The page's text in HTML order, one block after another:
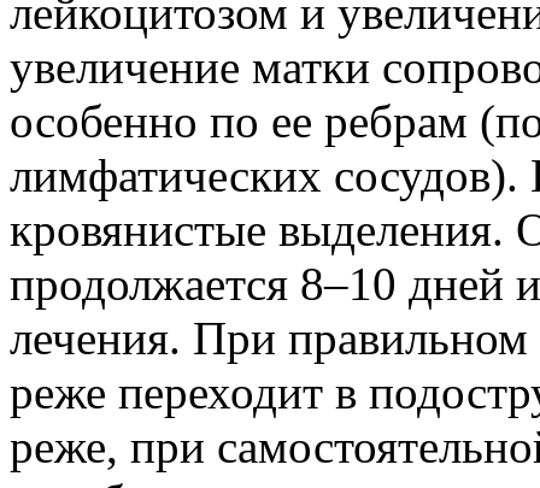
лейкоцитозом и
увеличение матки
особенно по ее ребрам
лимфатических
кровянистые выделения.
продолжается 8–10 дней
лечения. При правильном
реже переходит в
реже, при